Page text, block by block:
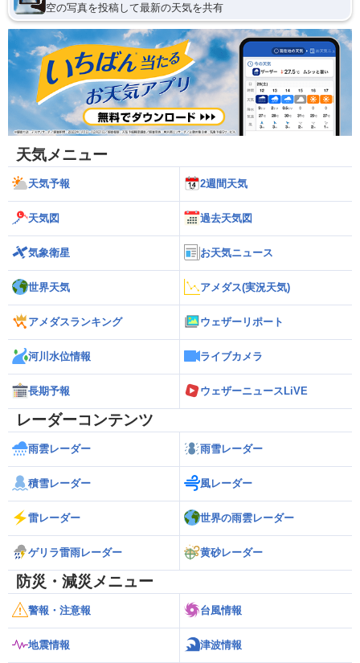
空の写真を投稿して最新の天気を共有
天気メニュー
天気予報 2週間天気
天気図 過去天気図
気象衛星 お天気ニュース
世界天気 アメダス(実況天気)
アメダスランキング ウェザーリポート
河川水位情報 ライブカメラ
長期予報 ウェザーニュースLiVE
レーダーコンテンツ
雨雲レーダー 雨雪レーダー
積雪レーダー 風レーダー
雷レーダー 世界の雨雲レーダー
ゲリラ雷雨レーダー 黄砂レーダー
防災・減災メニュー
警報・注意報 台風情報
地震情報 津波情報